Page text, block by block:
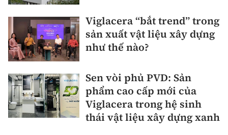
Viglacera “bắt trend” trong
sản xuất vật liệu xây dựng
như thế nào?
Sen vòi phủ PVD: Sản
phẩm cao cấp mới của
Viglacera trong hệ sinh
thái vật liệu xây dựng xanh